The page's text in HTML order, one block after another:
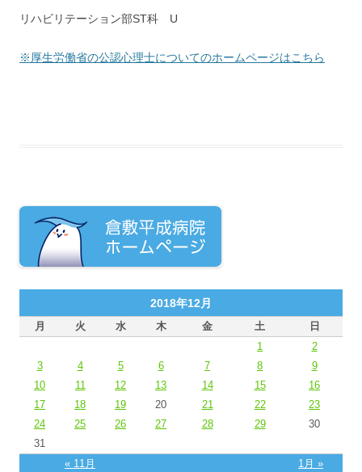
リハビリテーション部ST科 U
※厚生労働省の公認心理士についてのホームページはこちら
2018年12月
月 火 水 木 金 土 日
« 11月 1月 »
1
2
3
4 5 6 7 8
9
10
11 12 13 14 15
16
17
18 19 20 21 22
23
24
25 26 27 28 29
30
31